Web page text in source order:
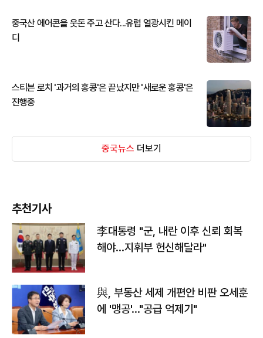
중국산 에어콘을 웃돈 주고 산다...유럽 열광시킨 메이
디
스티븐 로치 '과거의 홍콩'은 끝났지만 '새로운 홍콩'은
진행중
중국뉴스 더보기
추천기사
李대통령 "군, 내란 이후 신뢰 회복
해야…지휘부 헌신해달라"
與, 부동산 세제 개편안 비판 오세훈
에 '맹공'…"공급 억제기"